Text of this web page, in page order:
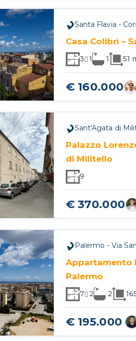
Santa Flavia -
Casa Colibrì –
3 1 1 51
€ 160.000
Sant'Agata di
Palazzo
di Militello
9
€ 370.000
Palermo - Via
Appartamento
Palermo
7 2 2
€ 195.000